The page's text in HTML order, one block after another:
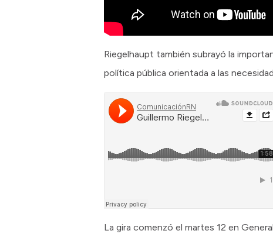
Riegelhaupt también subrayó la
política pública orientada a las
La gira comenzó el martes 12 en